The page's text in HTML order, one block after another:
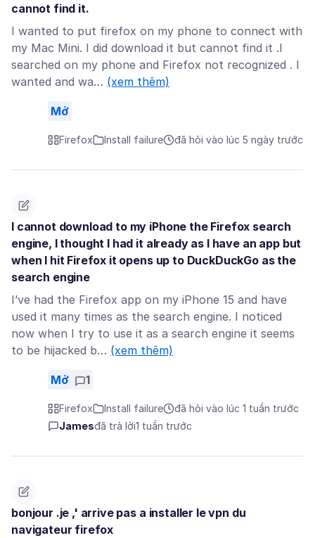
cannot find it.
I wanted to put firefox on my phone to connect with
my Mac Mini. I did download it but cannot find it .I
searched on my phone and Firefox not recognized . I
wanted and wa… (xem thêm)
Mở
Firefox Install failure đã hỏi vào lúc 5 ngày trước
I cannot download to my iPhone the Firefox search
engine, I thought I had it already as I have an app but
when I hit Firefox it opens up to DuckDuckGo as the
search engine
I’ve had the Firefox app on my iPhone 15 and have
used it many times as the search engine. I noticed
now when I try to use it as a search engine it seems
to be hijacked b… (xem thêm)
Mở 1
Firefox Install failure
đã hỏi vào lúc 1 tuần trước
Jamesđã trả lời1 tuần trước
bonjour .je ,' arrive pas a installer le vpn du
navigateur firefox